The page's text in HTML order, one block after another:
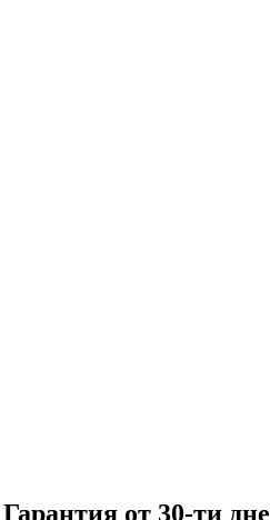
от 30-ти